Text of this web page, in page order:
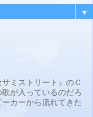
▼
ミストリート』のＣ
が入っているのだろ
カーから流れてきた